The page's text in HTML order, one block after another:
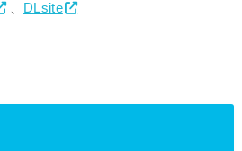
、 DLsite